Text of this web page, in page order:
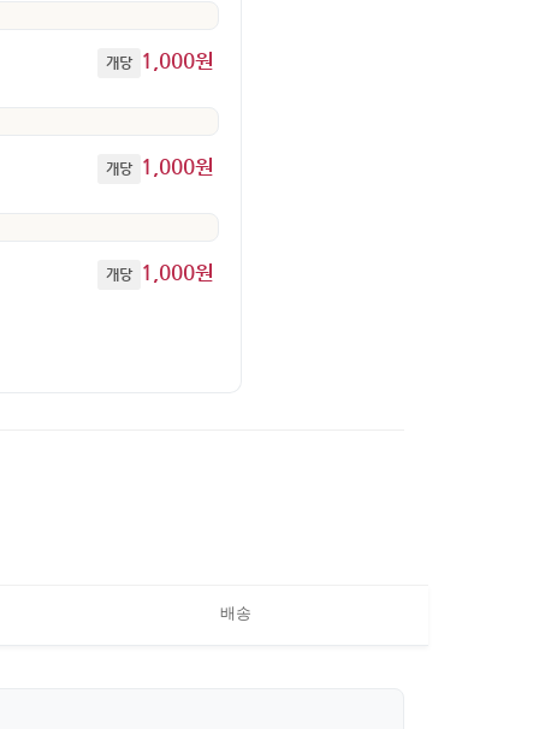
개당 1,000원
개당 1,000원
개당 1,000원
배송